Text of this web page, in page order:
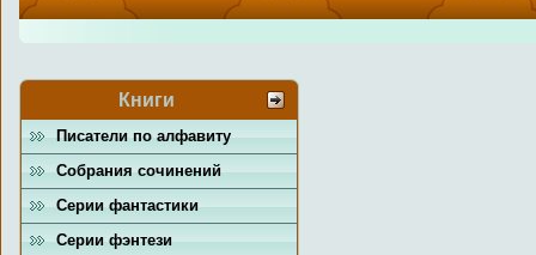
Книги
Писатели по алфавиту
Собрания сочинений
Серии фантастики
Серии фэнтези